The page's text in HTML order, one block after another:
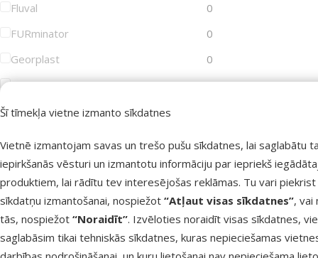
Šī tīmekļa vietne izmanto sīkdatnes
Vietnē izmantojam savas un trešo pušu sīkdatnes, lai saglabātu
iepirkšanās vēsturi un izmantotu informāciju par iepriekš
produktiem, lai rādītu tev interesējošas reklāmas. Tu vari piekrist
sīkdatņu izmantošanai, nospiežot “Atļaut visas sīkdatnes”, vai
tās, nospiežot “Noraidīt”. Izvēloties noraidīt visas sīkdatnes,
saglabāsim tikai tehniskās sīkdatnes, kuras nepieciešamas
Fluval
0
FURminator
0
Georplast
0
GimDog
0
Groom Professional
Juwel
0
KAY
0
KONG
0
Lets Play
0